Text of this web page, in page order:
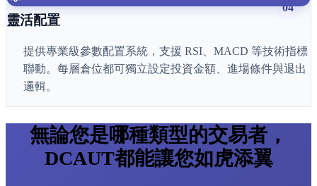
04
靈活配置
提供專業級參數配置系統，支援 RSI、MACD 等技術指標
聯動。每層倉位都可獨立設定投資金額、進場條件與退出
邏輯。
無論您是哪種類型的交易者，
DCAUT都能讓您如虎添翼